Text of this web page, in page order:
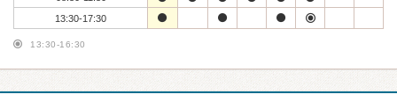
13:30-17:30
13:30-16:30